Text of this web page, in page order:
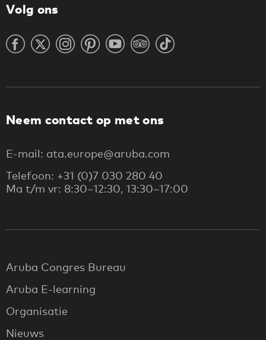
Volg ons
Neem contact op met ons
E-mail: ata.europe@aruba.com
Telefoon: +31 (0)7 030 280 40
Ma t/m vr: 8:30–12:30, 13:30–17:00
Aruba Congres Bureau
Aruba E-learning
Organisatie
Nieuws